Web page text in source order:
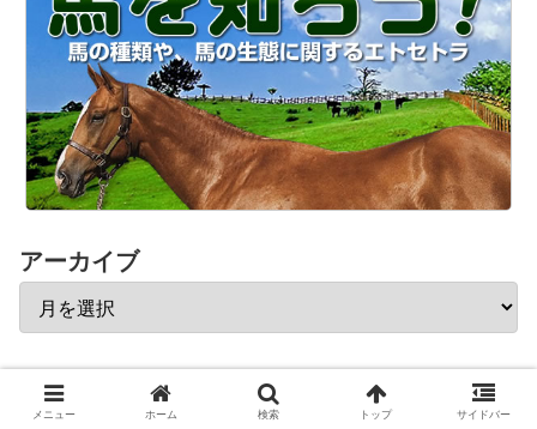
アーカイブ
おすすめ競馬関連サイト
メニュー ホーム 検索 トップ サイドバー